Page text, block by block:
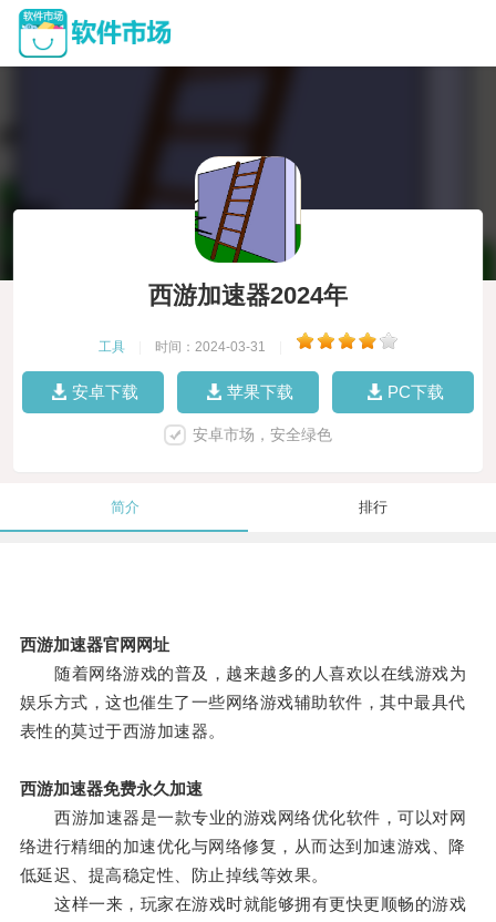
西游加速器2024年
工具 时间：2024-03-31
安卓下载 苹果下载 PC下载
安卓市场，安全绿色
简介 排行
西游加速器官网网址
随着网络游戏的普及，越来越多的人喜欢以在线游戏为
娱乐方式，这也催生了一些网络游戏辅助软件，其中最具代
表性的莫过于西游加速器。
西游加速器免费永久加速
西游加速器是一款专业的游戏网络优化软件，可以对网
络进行精细的加速优化与网络修复，从而达到加速游戏、降
低延迟、提高稳定性、防止掉线等效果。
这样一来，玩家在游戏时就能够拥有更快更顺畅的游戏